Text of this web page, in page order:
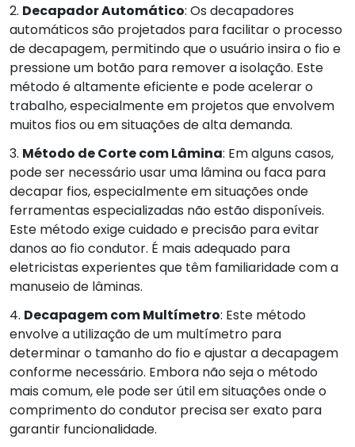
2. Decapador Automático: Os decapadores
automáticos são projetados para facilitar o processo
de decapagem, permitindo que o usuário insira o fio e
pressione um botão para remover a isolação. Este
método é altamente eficiente e pode acelerar o
trabalho, especialmente em projetos que envolvem
muitos fios ou em situações de alta demanda.
3. Método de Corte com Lâmina: Em alguns casos,
pode ser necessário usar uma lâmina ou faca para
decapar fios, especialmente em situações onde
ferramentas especializadas não estão disponíveis.
Este método exige cuidado e precisão para evitar
danos ao fio condutor. É mais adequado para
eletricistas experientes que têm familiaridade com a
manuseio de lâminas.
4. Decapagem com Multímetro: Este método
envolve a utilização de um multímetro para
determinar o tamanho do fio e ajustar a decapagem
conforme necessário. Embora não seja o método
mais comum, ele pode ser útil em situações onde o
comprimento do condutor precisa ser exato para
garantir funcionalidade.